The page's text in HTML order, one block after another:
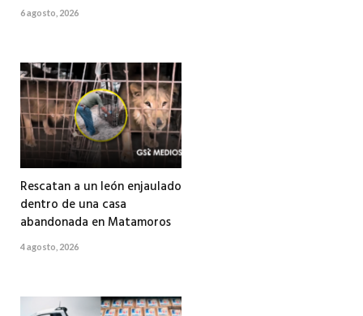
6 agosto, 2026
Rescatan a un león enjaulado
dentro de una casa
abandonada en Matamoros
4 agosto, 2026